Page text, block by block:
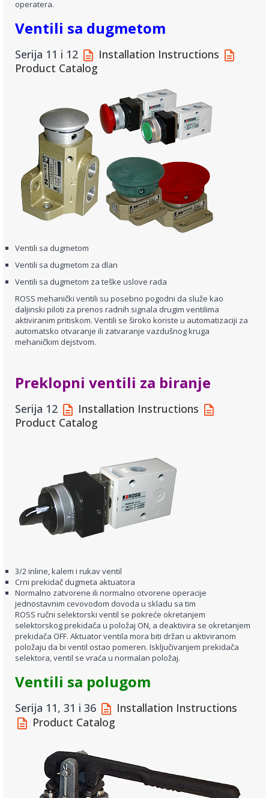
operatera.
Ventili sa dugmetom
Serija 11 i 12
Installation Instructions
Product Catalog
Ventili sa dugmetom
Ventili sa dugmetom za dlan
Ventili sa dugmetom za teške uslove rada
ROSS mehanički ventili su posebno pogodni da služe kao
daljinski piloti za prenos radnih signala drugim ventilima
aktiviranim pritiskom. Ventili se široko koriste u automatizaciji za
automatsko otvaranje ili zatvaranje vazdušnog kruga
mehaničkim dejstvom.
Preklopni ventili za biranje
Serija 12
Installation Instructions
Product Catalog
3/2 inline, kalem i rukav ventil
Crni prekidač dugmeta aktuatora
Normalno zatvorene ili normalno otvorene operacije
jednostavnim cevovodom dovoda u skladu sa tim
ROSS ručni selektorski ventil se pokreće okretanjem
selektorskog prekidača u položaj ON, a deaktivira se okretanjem
prekidača OFF. Aktuator ventila mora biti držan u aktiviranom
položaju da bi ventil ostao pomeren. Isključivanjem prekidača
selektora, ventil se vraća u normalan položaj.
Ventili sa polugom
Serija 11, 31 i 36
Installation Instructions
Product Catalog